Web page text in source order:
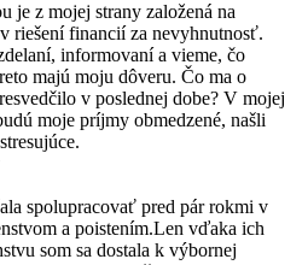
je z mojej strany založená na
riešení financií za nevyhnutnosť.
informovaní a vieme, čo
majú moju dôveru. Čo ma o
v poslednej dobe? V mojej
moje príjmy obmedzené, našli
spolupracovať pred pár rokmi v
a poistením.Len vďaka ich
som sa dostala k výbornej